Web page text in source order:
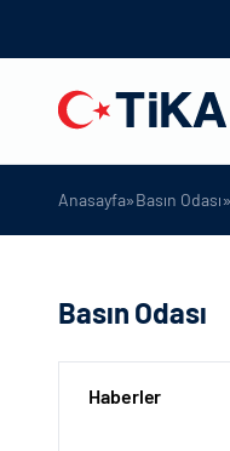
Anasayfa»Basın Odası»
Basın Odası
Haberler